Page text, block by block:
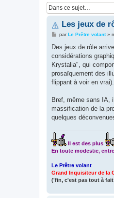
Les jeux de
M
s
a
g
e
parLe Prêtre volant»
Des jeux de rôle
considérations
Krystalia", qui
prosaïquement des
flippant à voir en vrai).
Bref, même sans IA,
massification de la
quelques
Il est des plus
En toute modestie,
Le Prêtre volant
Grand Inquisiteur de la
('fin, c'est pas tout à